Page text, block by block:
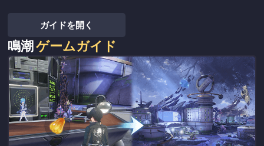
ガイドを開く
鳴潮ゲームガイド